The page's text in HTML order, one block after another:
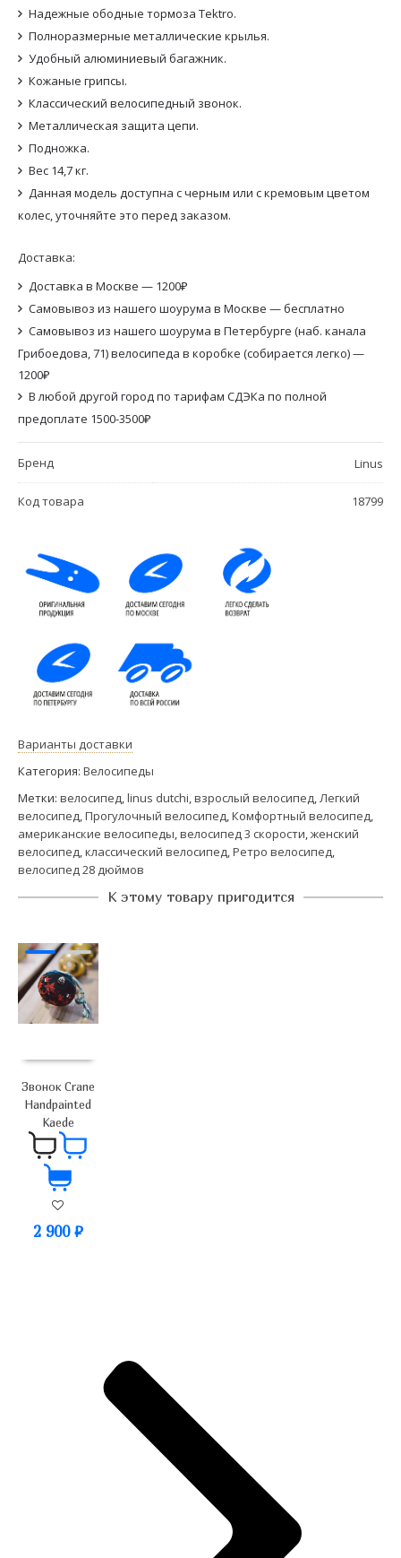
Надежные ободные тормоза Tektro.
Полноразмерные металлические крылья.
Удобный алюминиевый багажник.
Кожаные грипсы.
Классический велосипедный звонок.
Металлическая защита цепи.
Подножка.
Вес 14,7 кг.
Данная модель доступна с черным или с кремовым цветом
колес, уточняйте это перед заказом.
Доставка:
Доставка в Москве — 1200₽
Самовывоз из нашего шоурума в Москве — бесплатно
Самовывоз из нашего шоурума в Петербурге (наб. канала
Грибоедова, 71) велосипеда в коробке (собирается легко) —
1200₽
В любой другой город по тарифам СДЭКа по полной
предоплате 1500-3500₽
Бренд Linus
Код товара 18799
Варианты доставки
Категория: Велосипеды
Метки: велосипед,linus dutchi,взрослый велосипед,Легкий
велосипед,Прогулочный велосипед,Комфортный велосипед,
американские велосипеды,велосипед 3 скорости,женский
велосипед,классический велосипед,Ретро велосипед,
велосипед 28 дюймов
К этому товару пригодится
Звонок Crane
Handpainted
Kaede
2 900 ₽